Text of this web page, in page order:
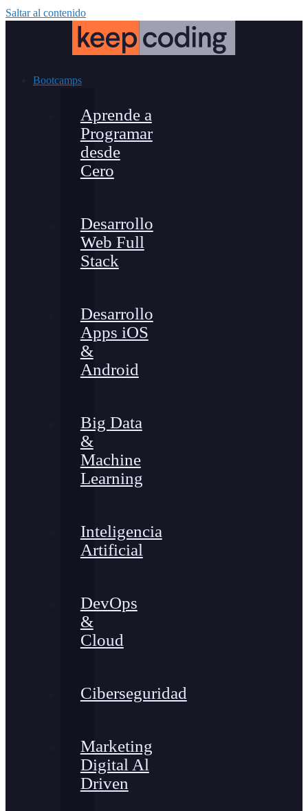
Saltar al contenido
Bootcamps
Aprende a
Programar
desde
Cero
Desarrollo
Web Full
Stack
Desarrollo
Apps iOS
&
Android
Big Data
&
Machine
Learning
Inteligencia
Artificial
DevOps
&
Cloud
Ciberseguridad
Marketing
Digital Al
Driven